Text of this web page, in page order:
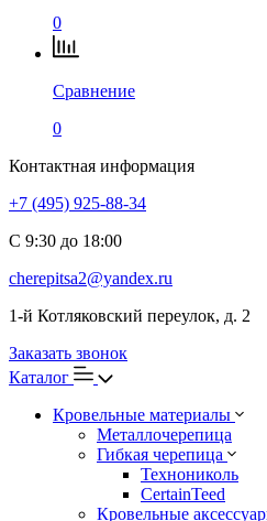
0
Сравнение
0
Контактная информация
+7 (495) 925-88-34
С 9:30 до 18:00
cherepitsa2@yandex.ru
1-й Котляковский переулок, д. 2
Заказать звонок
Каталог
Кровельные материалы
Металлочерепица
Гибкая черепица
Технониколь
CertainTeed
Кровельные